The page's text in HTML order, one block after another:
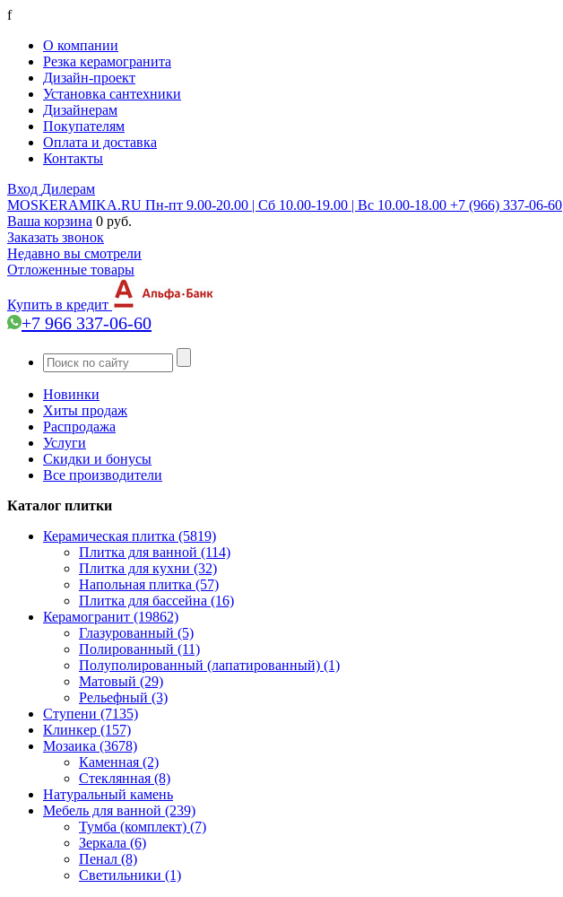
f
О компании
Резка керамогранита
Дизайн-проект
Установка сантехники
Дизайнерам
Покупателям
Оплата и доставка
Контакты
Вход Дилерам
MOSKERAMIKA.RU Пн-пт 9.00-20.00 | Сб 10.00-19.00 | Вс 10.00-18.00 +7 (966) 337-06-60
Ваша корзина 0 руб.
Заказать звонок
Недавно вы смотрели
Отложенные товары
Купить в кредит
+7 966 337-06-60
Новинки
Хиты продаж
Распродажа
Услуги
Скидки и бонусы
Все производители
Каталог плитки
Керамическая плитка (5819)
Плитка для ванной (114)
Плитка для кухни (32)
Напольная плитка (57)
Плитка для бассейна (16)
Керамогранит (19862)
Глазурованный (5)
Полированный (11)
Полуполированный (лапатированный) (1)
Матовый (29)
Рельефный (3)
Ступени (7135)
Клинкер (157)
Мозаика (3678)
Каменная (2)
Стеклянная (8)
Натуральный камень
Мебель для ванной (239)
Тумба (комплект) (7)
Зеркала (6)
Пенал (8)
Светильники (1)